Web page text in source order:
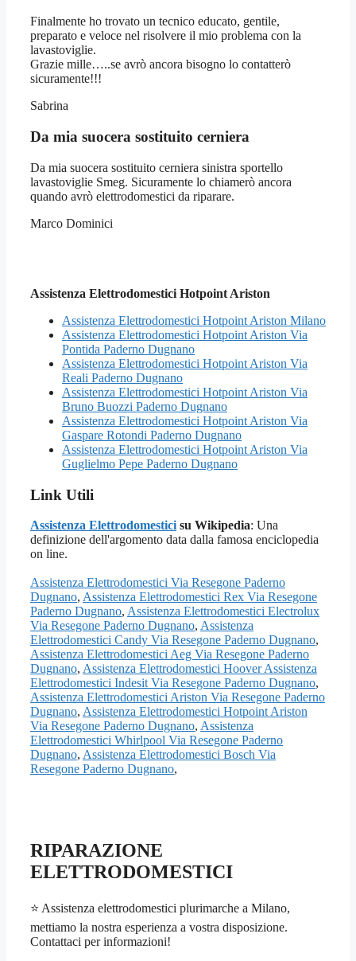
Finalmente ho trovato un tecnico educato, gentile,
preparato e veloce nel risolvere il mio problema con la
lavastoviglie.
Grazie mille…..se avrò ancora bisogno lo contatterò
sicuramente!!!
Sabrina
Da mia suocera sostituito cerniera
Da mia suocera sostituito cerniera sinistra sportello
lavastoviglie Smeg. Sicuramente lo chiamerò ancora
quando avrò elettrodomestici da riparare.
Marco Dominici
Assistenza Elettrodomestici Hotpoint Ariston
Assistenza Elettrodomestici Hotpoint Ariston Milano
Assistenza Elettrodomestici Hotpoint Ariston Via
Pontida Paderno Dugnano
Assistenza Elettrodomestici Hotpoint Ariston Via
Reali Paderno Dugnano
Assistenza Elettrodomestici Hotpoint Ariston Via
Bruno Buozzi Paderno Dugnano
Assistenza Elettrodomestici Hotpoint Ariston Via
Gaspare Rotondi Paderno Dugnano
Assistenza Elettrodomestici Hotpoint Ariston Via
Guglielmo Pepe Paderno Dugnano
Link Utili
Assistenza Elettrodomestici su Wikipedia: Una
definizione dell'argomento data dalla famosa enciclopedia
on line.
Assistenza Elettrodomestici Via Resegone Paderno
Dugnano, Assistenza Elettrodomestici Rex Via Resegone
Paderno Dugnano, Assistenza Elettrodomestici Electrolux
Via Resegone Paderno Dugnano, Assistenza
Elettrodomestici Candy Via Resegone Paderno Dugnano,
Assistenza Elettrodomestici Aeg Via Resegone Paderno
Dugnano, Assistenza Elettrodomestici Hoover Assistenza
Elettrodomestici Indesit Via Resegone Paderno Dugnano,
Assistenza Elettrodomestici Ariston Via Resegone Paderno
Dugnano, Assistenza Elettrodomestici Hotpoint Ariston
Via Resegone Paderno Dugnano, Assistenza
Elettrodomestici Whirlpool Via Resegone Paderno
Dugnano, Assistenza Elettrodomestici Bosch Via
Resegone Paderno Dugnano,
RIPARAZIONE
ELETTRODOMESTICI
⭐ Assistenza elettrodomestici plurimarche a Milano,
mettiamo la nostra esperienza a vostra disposizione.
Contattaci per informazioni!